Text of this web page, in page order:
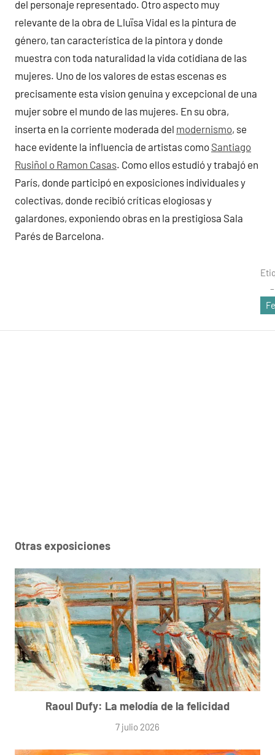
del personaje representado. Otro aspecto muy
relevante de la obra de Lluïsa Vidal es la pintura de
género, tan característica de la pintora y donde
muestra con toda naturalidad la vida cotidiana de las
mujeres. Uno de los valores de estas escenas es
precisamente esta vision genuina y excepcional de una
mujer sobre el mundo de las mujeres. En su obra,
inserta en la corriente moderada del modernismo, se
hace evidente la influencia de artistas como Santiago
Rusiñol o Ramon Casas. Como ellos estudió y trabajó en
París, donde participó en exposiciones individuales y
colectivas, donde recibió críticas elogiosas y
galardones, exponiendo obras en la prestigiosa Sala
Parés de Barcelona.
Otras exposiciones
Raoul Dufy: La melodía de la felicidad
7 julio 2026